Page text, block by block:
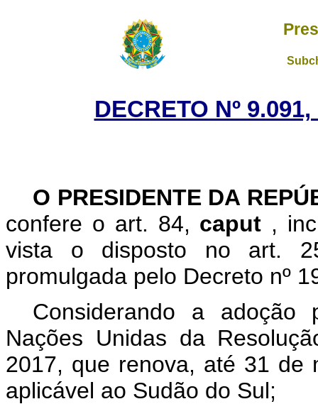
DECRETO Nº
O PRESIDENTE DA
confere o art. 84, caput ,
vista o disposto no art.
promulgada pelo Decreto nº
Considerando a adoção
Nações Unidas da
2017, que renova, até 31 de
aplicável ao Sudão do Sul;